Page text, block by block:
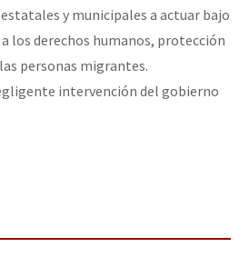
y municipales a actuar bajo
los derechos humanos, protección
personas migrantes.
intervención del gobierno